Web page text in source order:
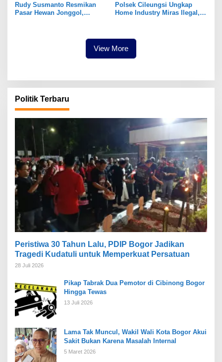
Rudy Susmanto Resmikan
Pasar Hewan Jonggol,
Polsek Cileungsi Ungkap
Home Industry Miras Ilegal,
View More
Politik Terbaru
Peristiwa 30 Tahun Lalu, PDIP Bogor Jadikan
Tragedi Kudatuli untuk Memperkuat Persatuan
28 Juli 2026
Pikap Tabrak Dua Pemotor di Cibinong Bogor
Hingga Tewas
13 Juli 2026
Lama Tak Muncul, Wakil Wali Kota Bogor Akui
Sakit Bukan Karena Masalah Internal
5 Maret 2026